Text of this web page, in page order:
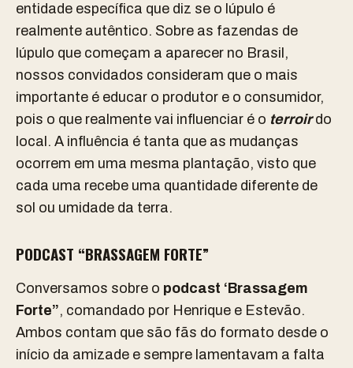
entidade específica que diz se o lúpulo é
realmente autêntico. Sobre as fazendas de
lúpulo que começam a aparecer no Brasil,
nossos convidados consideram que o mais
importante é educar o produtor e o consumidor,
pois o que realmente vai influenciar é o terroirdo
local. A influência é tanta que as mudanças
ocorrem em uma mesma plantação, visto que
cada uma recebe uma quantidade diferente de
sol ou umidade da terra.
PODCAST “BRASSAGEM FORTE”
Conversamos sobre o podcast ‘Brassagem
Forte”, comandado por Henrique e Estevão.
Ambos contam que são fãs do formato desde o
início da amizade e sempre lamentavam a falta